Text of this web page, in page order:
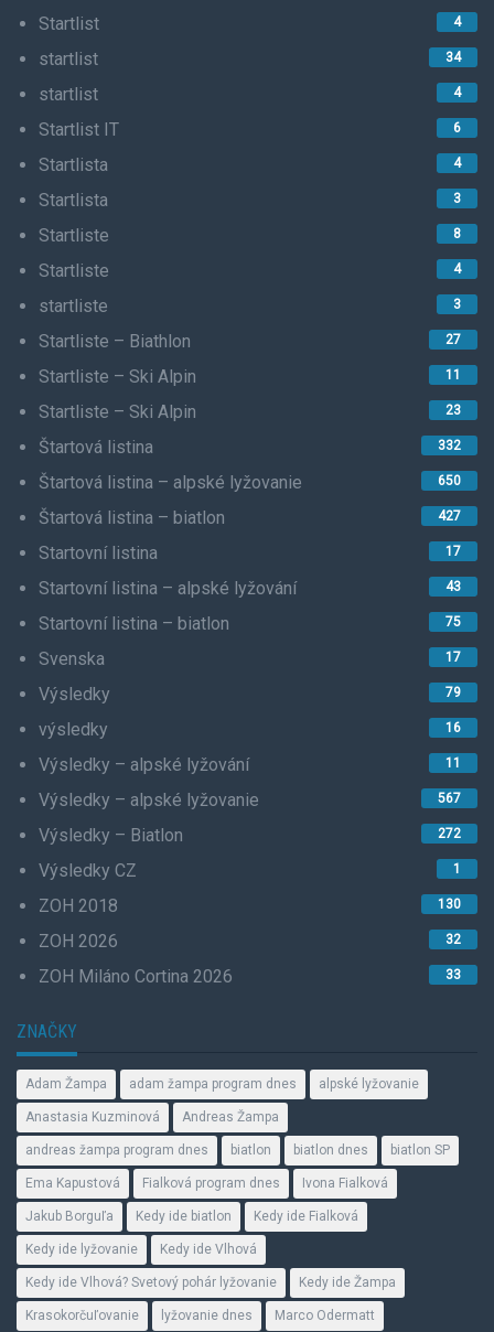
Startlist 4
startlist 34
startlist 4
Startlist IT 6
Startlista 4
Startlista 3
Startliste 8
Startliste 4
startliste 3
Startliste – Biathlon 27
Startliste – Ski Alpin 11
Startliste – Ski Alpin 23
Štartová listina 332
Štartová listina – alpské lyžovanie 650
Štartová listina – biatlon 427
Startovní listina 17
Startovní listina – alpské lyžování 43
Startovní listina – biatlon 75
Svenska 17
Výsledky 79
výsledky 16
Výsledky – alpské lyžování 11
Výsledky – alpské lyžovanie 567
Výsledky – Biatlon 272
Výsledky CZ 1
ZOH 2018 130
ZOH 2026 32
ZOH Miláno Cortina 2026 33
ZNAČKY
Adam Žampa adam žampa program dnes alpské lyžovanie
Anastasia Kuzminová Andreas Žampa
andreas žampa program dnes biatlon biatlon dnes biatlon SP
Ema Kapustová Fialková program dnes Ivona Fialková
Jakub Borguľa Kedy ide biatlon Kedy ide Fialková
Kedy ide lyžovanie Kedy ide Vlhová
Kedy ide Vlhová? Svetový pohár lyžovanie Kedy ide Žampa
Krasokorčuľovanie lyžovanie dnes Marco Odermatt